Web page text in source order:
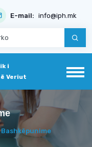
E-mail: info@iph.mk
i
Veriut
Bashkëpunime